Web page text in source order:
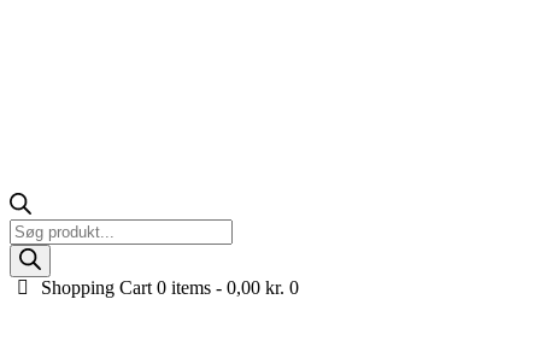
Products
search
Shopping Cart 0 items -0,00kr. 0